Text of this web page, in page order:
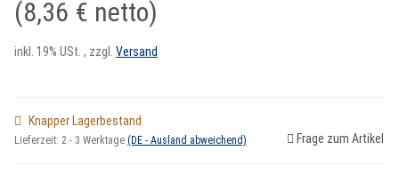
(8,36 € netto)
inkl. 19% USt. , zzgl. Versand
Knapper Lagerbestand
Lieferzeit: 2 - 3 Werktage (DE - Ausland abweichend) Frage zum Artikel